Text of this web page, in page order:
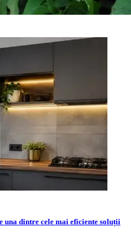
una dintre cele mai eficiente soluții